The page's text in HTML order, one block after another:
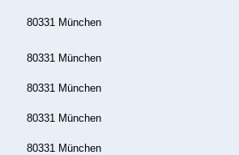
80331 München
80331 München
80331 München
80331 München
80331 München